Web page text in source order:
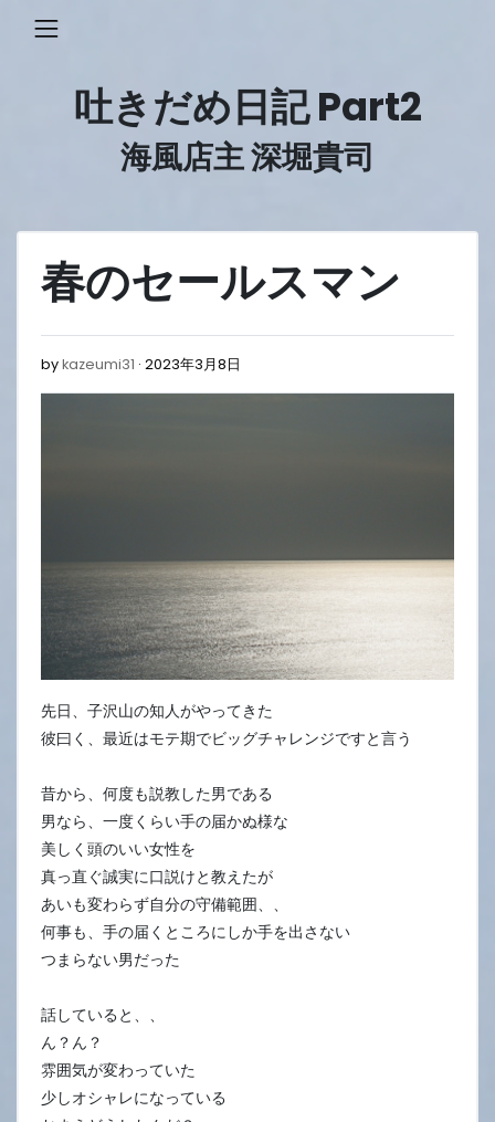
吐きだめ日記 Part2
海風店主 深堀貴司
春のセールスマン
bykazeumi31 2023年3月8日
先日、子沢山の知人がやってきた
彼曰く、最近はモテ期でビッグチャレンジですと言う
昔から、何度も説教した男である
男なら、一度くらい手の届かぬ様な
美しく頭のいい女性を
真っ直ぐ誠実に口説けと教えたが
あいも変わらず自分の守備範囲、、
何事も、手の届くところにしか手を出さない
つまらない男だった
話していると、、
ん？ん？
雰囲気が変わっていた
少しオシャレになっている